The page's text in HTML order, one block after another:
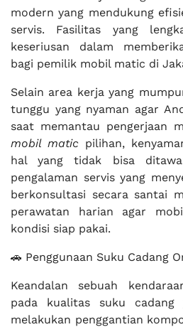
modern yang mendukung
servis. Fasilitas yang
keseriusan dalam
bagi pemilik mobil matic di
Selain area kerja yang
tunggu yang nyaman agar
saat memantau pengerjaan
mobil matic pilihan,
hal yang tidak bisa
pengalaman servis yang
berkonsultasi secara santai
perawatan harian agar
kondisi siap pakai.
🚗 Penggunaan Suku Cadang
Keandalan sebuah
pada kualitas suku cadang
melakukan penggantian